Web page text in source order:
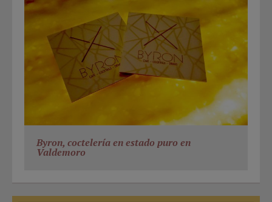
Byron, coctelería en estado puro en
Valdemoro